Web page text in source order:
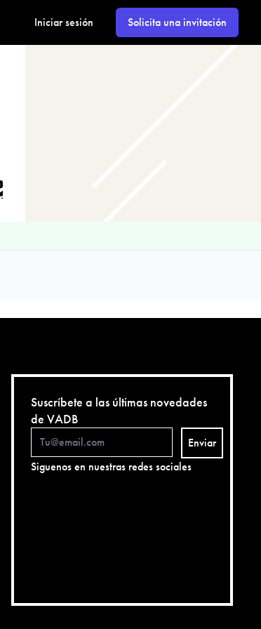
Iniciar sesión Solicita una invitación
Suscríbete a las últimas novedades
de VADB
Enviar
Siguenos en nuestras redes sociales